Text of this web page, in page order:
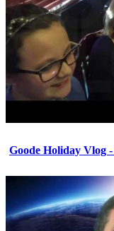
Goode Holiday Vlog